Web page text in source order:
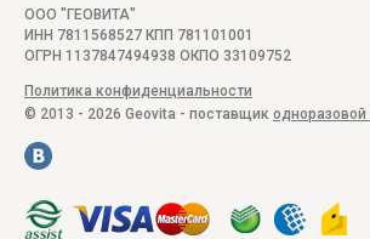
ООО "ГЕОВИТА"
ИНН 7811568527 КПП 781101001
ОГРН 1137847494938 ОКПО 33109752
Политика конфиденциальности
© 2013 - 2026 Geovita - поставщик